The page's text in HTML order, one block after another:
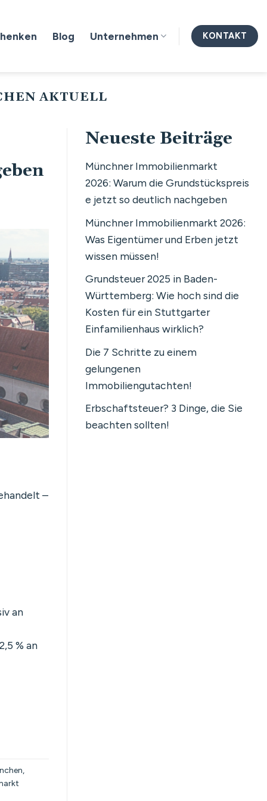
Blog Unternehmen KONTAKT
AKTUELL
–
an
% an
,
Neueste Beiträge
Münchner Immobilienmarkt
2026: Warum die Grundstückspreis
e jetzt so deutlich nachgeben
Münchner Immobilienmarkt 2026:
Was Eigentümer und Erben jetzt
wissen müssen!
Grundsteuer 2025 in Baden-
Württemberg: Wie hoch sind die
Kosten für ein Stuttgarter
Einfamilienhaus wirklich?
Die 7 Schritte zu einem
gelungenen
Immobiliengutachten!
Erbschaftsteuer? 3 Dinge, die Sie
beachten sollten!